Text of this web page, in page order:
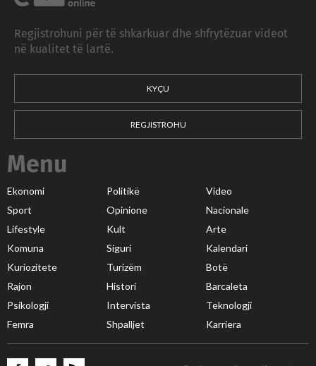
Regjistrohuni për të shkarkuar dhe shfrytëzuar videot
në kualitet të lartë.
KYÇU
REGJISTROHU
Menu
Ekonomi Politikë
Video
Sport
Opinione
Nacionale
Lifestyle
Kult
Arte
Komuna
Siguri
Kalendari
Kuriozitete
Turizëm
Botë
Rajon
Histori
Barcaleta
Psikologji
Intervista
Teknologji
Femra
Shpalljet Karriera